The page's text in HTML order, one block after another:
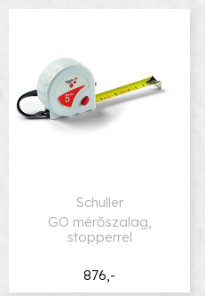
876,-
Schuller
GO mérőszalag,
stopperrel